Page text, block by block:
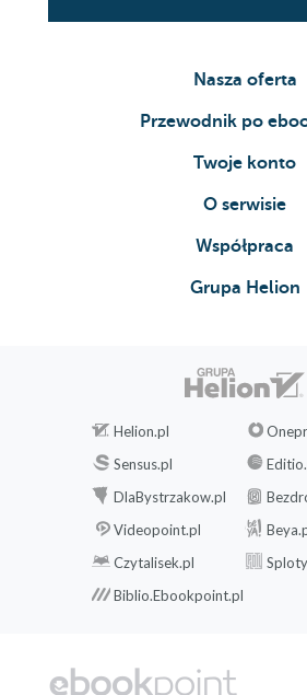
Nasza oferta
Przewodnik po
Twoje konto
O serwisie
Współpraca
Grupa Helion
Helion.pl
Sensus.pl
DlaBystrzakow.pl
Videopoint.pl
Czytalisek.pl
Sploty
Biblio.Ebookpoint.pl